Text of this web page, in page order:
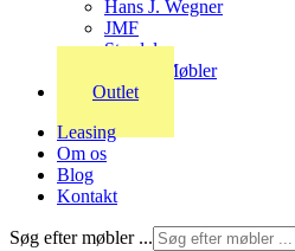
Hans J. Wegner
JMF
Stordal
Stouby Møbler
Outlet
Leasing
Om os
Blog
Kontakt
Søg efter møbler ...